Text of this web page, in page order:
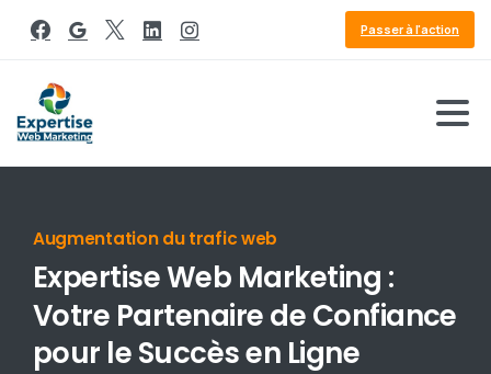
Passer à l'action
Référencement Google
ExpertiseWeb Marketing :
Votre PartenairedeConfiance
pour leSuccèsen Ligne